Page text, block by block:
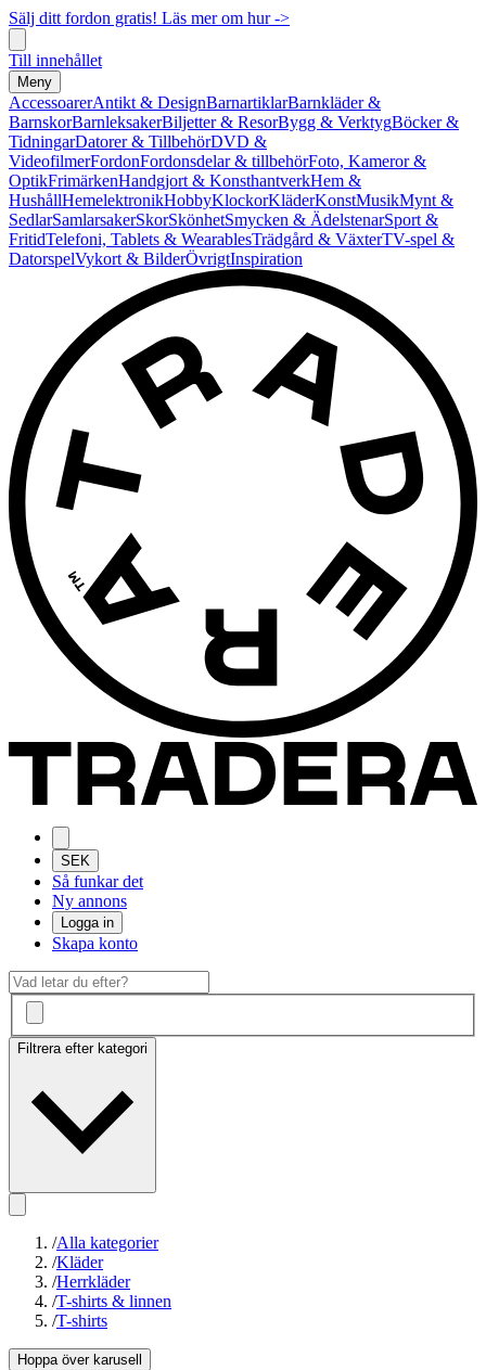
Sälj ditt fordon gratis! Läs mer om hur ->
Till innehållet
Meny
AccessoarerAntikt & DesignBarnartiklarBarnkläder &
BarnskorBarnleksakerBiljetter & ResorBygg & VerktygBöcker &
TidningarDatorer & TillbehörDVD &
VideofilmerFordonFordonsdelar & tillbehörFoto, Kameror &
OptikFrimärkenHandgjort & KonsthantverkHem &
HushållHemelektronikHobbyKlockorKläderKonstMusikMynt &
SedlarSamlarsakerSkorSkönhetSmycken & ÄdelstenarSport &
FritidTelefoni, Tablets & WearablesTrädgård & VäxterTV-spel &
DatorspelVykort & BilderÖvrigtInspiration
SEK
Så funkar det
Ny annons
Logga in
Skapa konto
Filtrera efter kategori
/Alla kategorier
/Kläder
/Herrkläder
/T-shirts & linnen
/T-shirts
Hoppa över karusell